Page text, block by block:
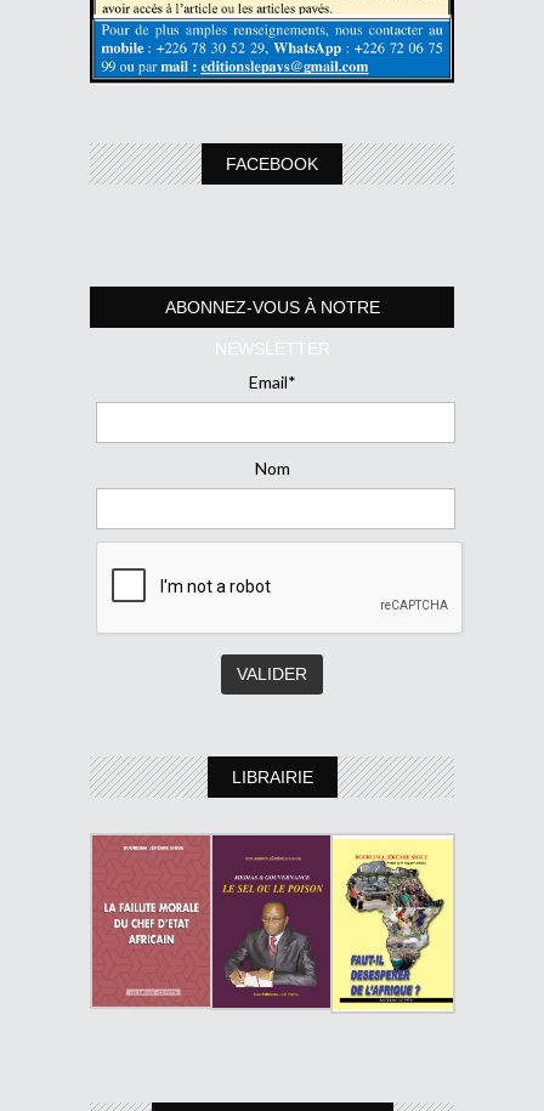
FACEBOOK
ABONNEZ-VOUS À NOTRE
NEWSLETTER
Email*
Nom
LIBRAIRIE